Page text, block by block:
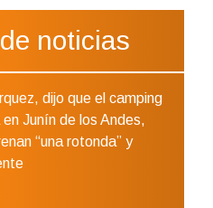
noticias
dijo que el camping
Junín de los Andes,
“una rotonda” y